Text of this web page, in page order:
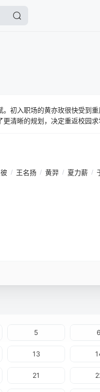
初入职场的黄亦玫很快受到
清晰的规划，决定重返校园求
的生命，两人这段爱情最终以
/ 王名扬 / 黄羿 / 夏力薪 /
5 6
13
21